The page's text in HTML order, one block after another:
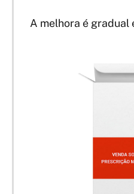
A melhora é gradual